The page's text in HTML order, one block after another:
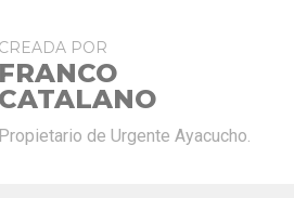
CREADA POR
FRANCO
CATALANO
Propietario de Urgente Ayacucho.